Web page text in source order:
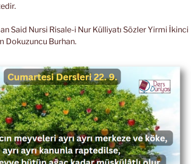
Said Nursi Risale-i Nur Külliyatı Sözler Yirmi İkinci
Dokuzuncu Burhan.